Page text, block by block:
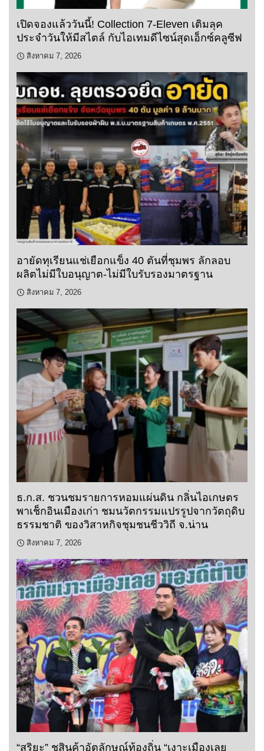
เปิดจองแล้ววันนี้! Collection 7-Eleven เติมลุค
ประจำวันให้มีสไตล์ กับไอเทมดีไซน์สุดเอ็กซ์คลูซีฟ
สิงหาคม 7, 2026
อายัดทุเรียนแช่เยือกแข็ง 40 ตันที่ชุมพร ลักลอบ
ผลิตไม่มีใบอนุญาต-ไม่มีใบรับรองมาตรฐาน
สิงหาคม 7, 2026
ธ.ก.ส. ชวนชมรายการหอมแผ่นดิน กลิ่นไอเกษตร
พาเช็กอินเมืองเก่า ชมนวัตกรรมแปรรูปจากวัตถุดิบ
ธรรมชาติ ของวิสาหกิจชุมชนชีววิถี จ.น่าน
สิงหาคม 7, 2026
“สุริยะ” ชูสินค้าอัตลักษณ์ท้องถิ่น “เงาะเมืองเลย